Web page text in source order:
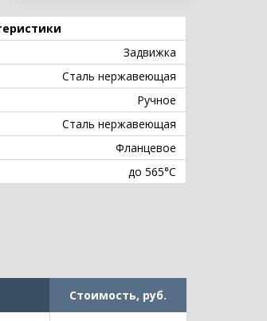
Задвижка
Сталь нержавеющая
Ручное
Сталь нержавеющая
Фланцевое
до 565°С
Стоимость, руб.